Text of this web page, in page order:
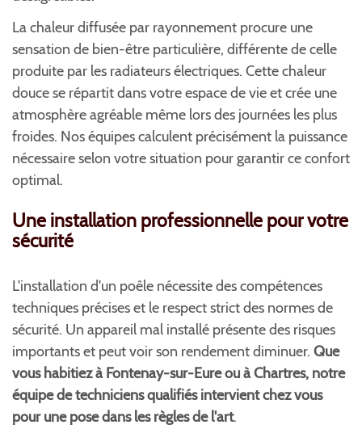
La chaleur diffusée par rayonnement procure une
sensation de bien-être particulière, différente de celle
produite par les radiateurs électriques. Cette chaleur
douce se répartit dans votre espace de vie et crée une
atmosphère agréable même lors des journées les plus
froides. Nos équipes calculent précisément la puissance
nécessaire selon votre situation pour garantir ce confort
optimal.
Une installation professionnelle pour votre
sécurité
L'installation d'un poêle nécessite des compétences
techniques précises et le respect strict des normes de
sécurité. Un appareil mal installé présente des risques
importants et peut voir son rendement diminuer. Que
vous habitiez à Fontenay-sur-Eure ou à Chartres, notre
équipe de techniciens qualifiés intervient chez vous
pour une pose dans les règles de l'art.